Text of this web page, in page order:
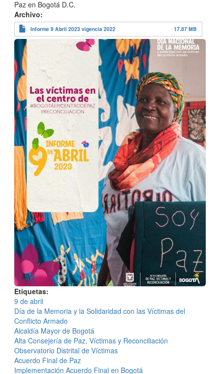
Paz en Bogotá D.C.
Archivo
Informe 9 Abril 2023 vigencia 2022 17.87 MB
Etiquetas
9 de abril
Día de la Memoria y la Solidaridad con las Víctimas del
Conflicto Armado
Alcaldía Mayor de Bogotá
Alta Consejería de Paz, Víctimas y Reconciliación
Observatorio Distrital de Víctimas
Acuerdo Final de Paz
Implementación Acuerdo Final en Bogotá